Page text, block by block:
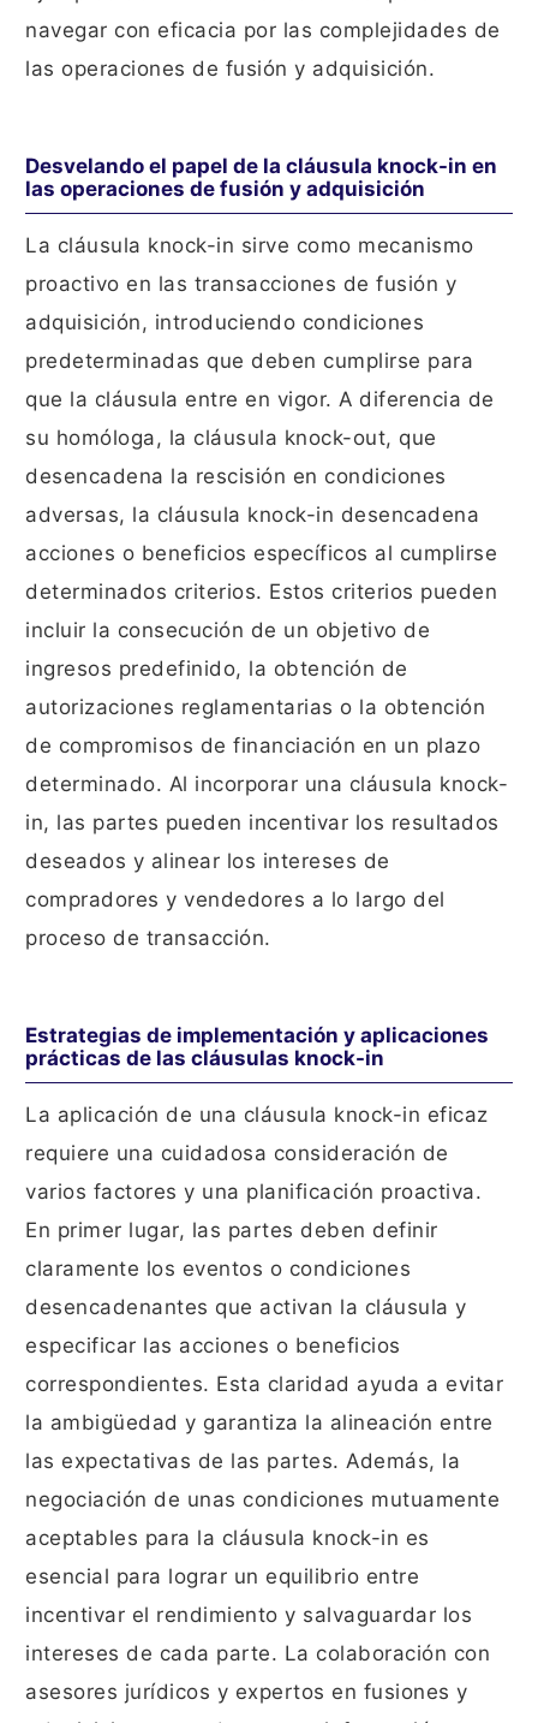
navegar con eficacia por las complejidades de
las operaciones de fusión y adquisición.
Desvelando el papel de la cláusula knock-in en
las operaciones de fusión y adquisición
La cláusula knock-in sirve como mecanismo
proactivo en las transacciones de fusión y
adquisición, introduciendo condiciones
predeterminadas que deben cumplirse para
que la cláusula entre en vigor. A diferencia de
su homóloga, la cláusula knock-out, que
desencadena la rescisión en condiciones
adversas, la cláusula knock-in desencadena
acciones o beneficios específicos al cumplirse
determinados criterios. Estos criterios pueden
incluir la consecución de un objetivo de
ingresos predefinido, la obtención de
autorizaciones reglamentarias o la obtención
de compromisos de financiación en un plazo
determinado. Al incorporar una cláusula knock-
in, las partes pueden incentivar los resultados
deseados y alinear los intereses de
compradores y vendedores a lo largo del
proceso de transacción.
Estrategias de implementación y aplicaciones
prácticas de las cláusulas knock-in
La aplicación de una cláusula knock-in eficaz
requiere una cuidadosa consideración de
varios factores y una planificación proactiva.
En primer lugar, las partes deben definir
claramente los eventos o condiciones
desencadenantes que activan la cláusula y
especificar las acciones o beneficios
correspondientes. Esta claridad ayuda a evitar
la ambigüedad y garantiza la alineación entre
las expectativas de las partes. Además, la
negociación de unas condiciones mutuamente
aceptables para la cláusula knock-in es
esencial para lograr un equilibrio entre
incentivar el rendimiento y salvaguardar los
intereses de cada parte. La colaboración con
asesores jurídicos y expertos en fusiones y